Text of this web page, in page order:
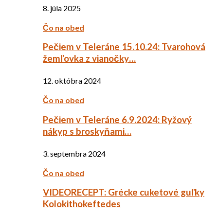
8. júla 2025
Čo na obed
Pečiem v Teleráne 15.10.24: Tvarohová
žemľovka z vianočky…
12. októbra 2024
Čo na obed
Pečiem v Teleráne 6.9.2024: Ryžový
nákyp s broskyňami…
3. septembra 2024
Čo na obed
VIDEORECEPT: Grécke cuketové guľky
Kolokithokeftedes